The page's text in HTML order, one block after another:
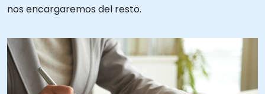
nos encargaremos del resto.